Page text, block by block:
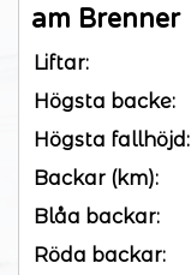
am Brenner
Liftar:
Högsta backe:
Högsta fallhöjd:
Backar (km):
Blåa backar:
Röda backar: